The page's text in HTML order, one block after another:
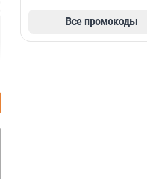
Все промокоды